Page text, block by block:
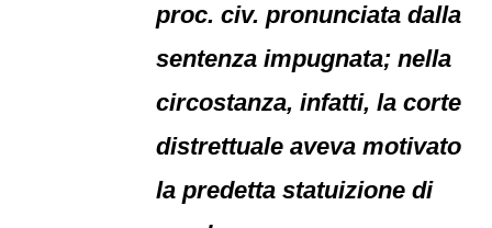
proc. civ. pronunciata dalla
sentenza impugnata; nella
circostanza, infatti, la corte
distrettuale aveva motivato
la predetta statuizione di